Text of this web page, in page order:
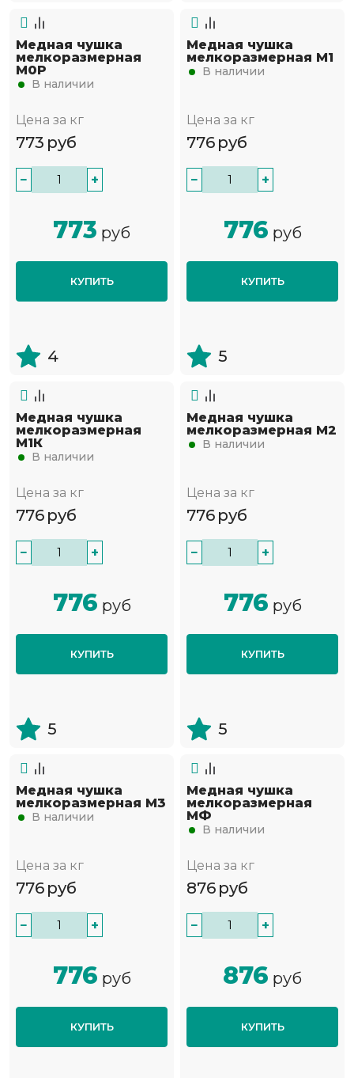
Медная чушка
мелкоразмерная
М0Р
В наличии
Цена за кг
773 руб
− +
773 руб
КУПИТЬ
4
Медная чушка
мелкоразмерная М1
В наличии
Цена за кг
776 руб
− +
776 руб
КУПИТЬ
5
Медная чушка
мелкоразмерная
М1К
В наличии
Цена за кг
776 руб
− +
776 руб
КУПИТЬ
5
Медная чушка
мелкоразмерная М2
В наличии
Цена за кг
776 руб
− +
776 руб
КУПИТЬ
5
Медная чушка
мелкоразмерная М3
В наличии
Цена за кг
776 руб
− +
776 руб
КУПИТЬ
Медная чушка
мелкоразмерная
МФ
В наличии
Цена за кг
876 руб
− +
876 руб
КУПИТЬ